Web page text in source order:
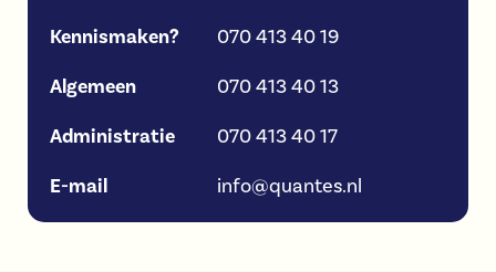
Kennismaken?
070 413 40 19
Algemeen
070 413 40 13
Administratie
070 413 40 17
E-mail
info@quantes.nl